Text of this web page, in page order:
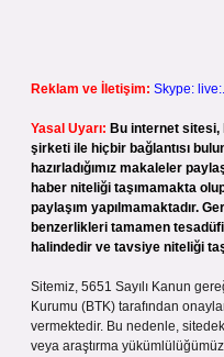
Reklam ve İletişim: Skype:
Yasal Uyarı: Bu internet sitesi,
şirketi ile hiçbir bağlantısı
hazırladığımız makaleler
haber niteliği taşımamakta
paylaşım yapılmamaktadır.
benzerlikleri tamamen
halindedir ve tavsiye niteliği
Sitemiz, 5651 Sayılı Kanun
Kurumu (BTK) tarafından
vermektedir. Bu nedenle,
veya araştırma